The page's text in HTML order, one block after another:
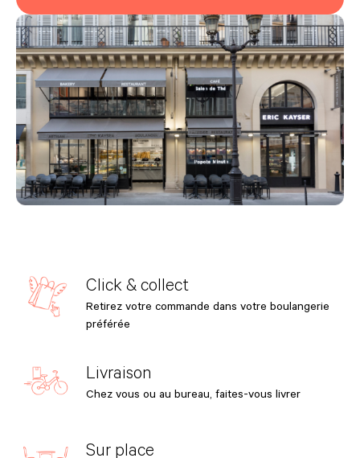
Click & collect
Retirez votre commande dans votre boulangerie
préférée
Livraison
Chez vous ou au bureau, faites-vous livrer
Sur place